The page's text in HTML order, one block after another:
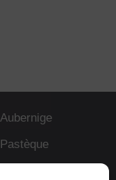
Aubernige
Pastèque